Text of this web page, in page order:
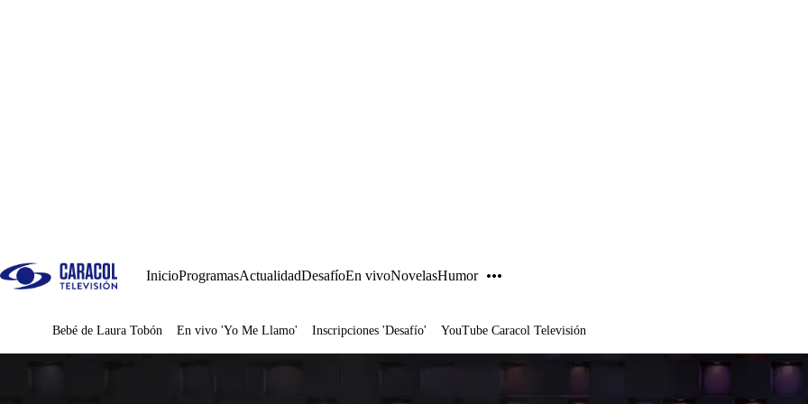
InicioProgramasActualidadDesafíoEn vivoNovelasHumor
Juegos
Bebé de Laura Tobón En vivo 'Yo Me Llamo' Inscripciones 'Desafío' YouTube Caracol Televisión